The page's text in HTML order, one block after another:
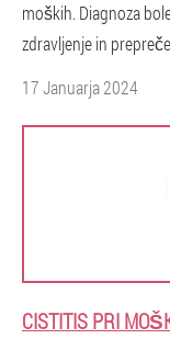
moških. Diagnoza
zdravljenje in
17 Januarja 2024
CISTITIS PRI